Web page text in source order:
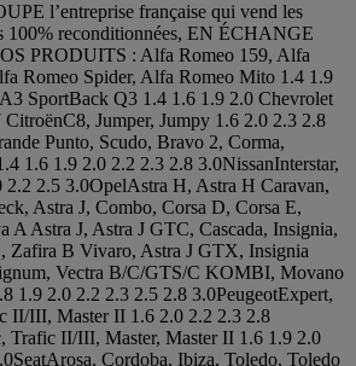
l’entreprise française qui vend les
100% reconditionnées, EN ÉCHANGE
PRODUITS : Alfa Romeo 159, Alfa
Romeo Spider, Alfa Romeo Mito 1.4 1.9
SportBack Q3 1.4 1.6 1.9 2.0 Chevrolet
CitroënC8, Jumper, Jumpy 1.6 2.0 2.3 2.8
Punto, Scudo, Bravo 2, Corma,
1.6 1.9 2.0 2.2 2.3 2.8 3.0NissanInterstar,
2.2 2.5 3.0OpelAstra H, Astra H Caravan,
Astra J, Combo, Corsa D, Corsa E,
A Astra J, Astra J GTC, Cascada, Insignia,
Zafira B Vivaro, Astra J GTX, Insignia
Vectra B/C/GTS/C KOMBI, Movano
1.9 2.0 2.2 2.3 2.5 2.8 3.0PeugeotExpert,
II/III, Master II 1.6 2.0 2.2 2.3 2.8
Trafic II/III, Master, Master II 1.6 1.9 2.0
Cordoba, Ibiza, Toledo, Toledo